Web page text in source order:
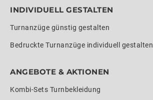
INDIVIDUELL GESTALTEN
Turnanzüge günstig gestalten
Bedruckte Turnanzüge individuell gestalten
ANGEBOTE & AKTIONEN
Kombi-Sets Turnbekleidung